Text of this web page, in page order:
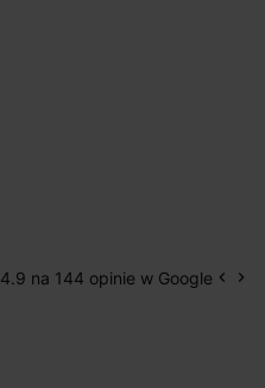
4.9 na 144 opinie w Google keyboard_arrow_left keyboard_arrow_right